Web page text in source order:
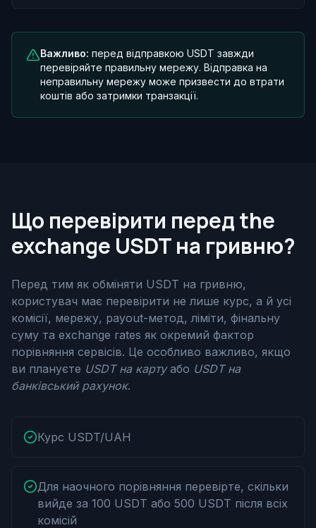
Важливо: перед відправкою USDT завжди
перевіряйте правильну мережу. Відправка на
неправильну мережу може призвести до втрати
коштів або затримки транзакції.
Що перевірити перед the
exchange USDT на гривню?
Перед тим як обміняти USDT на гривню,
користувач має перевірити не лише курс, а й усі
комісії, мережу, payout-метод, ліміти, фінальну
суму та exchange rates як окремий фактор
порівняння сервісів. Це особливо важливо, якщо
ви плануєте USDT на картуабо USDT на
банківський рахунок.
Курс USDT/UAH
Для наочного порівняння перевірте, скільки
вийде за 100 USDT або 500 USDT після всіх
комісій